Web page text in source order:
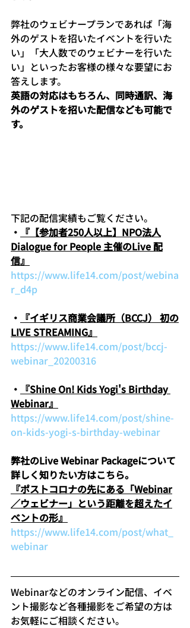
弊社のウェビナープランであれば「海
外のゲストを招いたイベントを行いた
い」「大人数でのウェビナーを行いた
い」といったお客様の様々な要望にお
答えします。
英語の対応はもちろん、同時通訳、海
外のゲストを招いた配信なども可能で
す。
下記の配信実績もご覧ください。
・ 『【参加者250人以上】NPO法人
Dialogue for People 主催のLive 配
信』
https://www.life14.com/post/webina
r_d4p
・ 『イギリス商業会議所（BCCJ） 初の
LIVE STREAMING』
https://www.life14.com/post/bccj-
webinar_20200316
・ 『Shine On! Kids Yogi's Birthday
Webinar』
https://www.life14.com/post/shine-
on-kids-yogi-s-birthday-webinar
弊社のLive Webinar Packageについて
詳しく知りたい方はこちら。
『ポストコロナの先にある「Webinar
／ウェビナー」という距離を超えたイ
ベントの形』
https://www.life14.com/post/what_
webinar
Webinarなどのオンライン配信、イベ
ント撮影など各種撮影をご希望の方は
お気軽にご相談ください。